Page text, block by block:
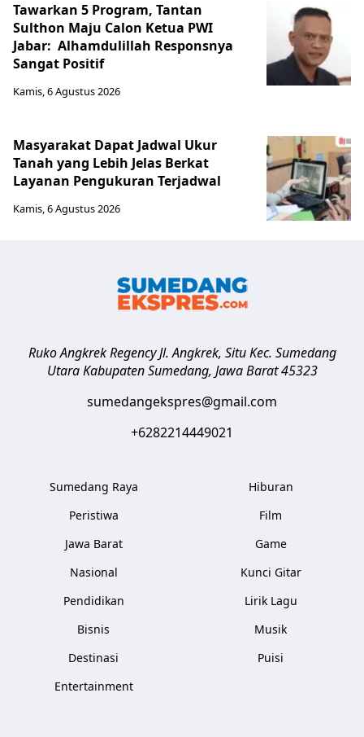
Tawarkan 5 Program, Tantan
Sulthon Maju Calon Ketua PWI
Jabar: Alhamdulillah Responsnya
Sangat Positif
Kamis, 6 Agustus 2026
Masyarakat Dapat Jadwal Ukur
Tanah yang Lebih Jelas Berkat
Layanan Pengukuran Terjadwal
Kamis, 6 Agustus 2026
Ruko Angkrek Regency Jl. Angkrek, Situ Kec. Sumedang
Utara Kabupaten Sumedang, Jawa Barat 45323
sumedangekspres@gmail.com
+6282214449021
Sumedang Raya
Peristiwa
Jawa Barat
Nasional
Pendidikan
Bisnis
Destinasi
Entertainment
Hiburan
Film
Game
Kunci Gitar
Lirik Lagu
Musik
Puisi